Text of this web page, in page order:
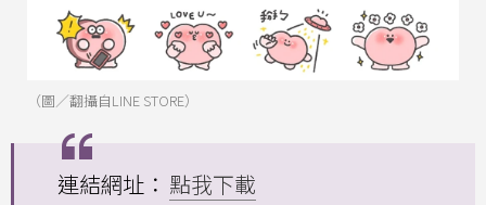
（圖／翻攝自LINE STORE）
連結網址： 點我下載